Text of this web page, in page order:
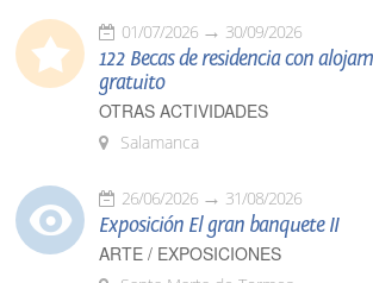
01/07/2026 30/09/2026
122 Becas de residencia con
gratuito
OTRAS ACTIVIDADES
Salamanca
26/06/2026 31/08/2026
Exposición El gran banquete II
ARTE / EXPOSICIONES